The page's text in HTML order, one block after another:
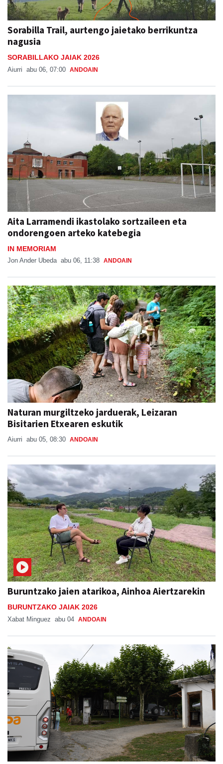
Sorabilla Trail, aurtengo jaietako berrikuntza
nagusia
SORABILLAKO JAIAK 2026
Aiurri abu 06, 07:00 ANDOAIN
Aita Larramendi ikastolako sortzaileen eta
ondorengoen arteko katebegia
IN MEMORIAM
Jon Ander Ubeda abu 06, 11:38 ANDOAIN
Naturan murgiltzeko jarduerak, Leizaran
Bisitarien Etxearen eskutik
Aiurri abu 05, 08:30 ANDOAIN
Buruntzako jaien atarikoa, Ainhoa Aiertzarekin
BURUNTZAKO JAIAK 2026
Xabat Minguez abu 04 ANDOAIN